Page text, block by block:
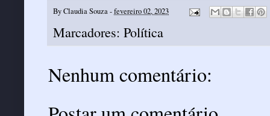
ByClaudia Souza-fevereiro 02, 2023
Marcadores: Política
Nenhum comentário: